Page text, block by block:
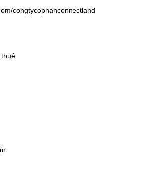
congtycophanconnectland
thuê